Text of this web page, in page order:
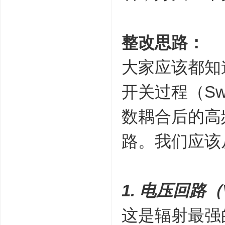
整改思路：
大家应该都
开关过程（
数耦合后的
路。我们应
1. 电压回路
这是辐射最强